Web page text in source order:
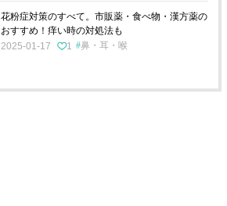
花粉症対策のすべて。市販薬・食べ物・漢方薬の
おすすめ！痒い時の対処法も
2025-01-17
1 鼻・耳・喉